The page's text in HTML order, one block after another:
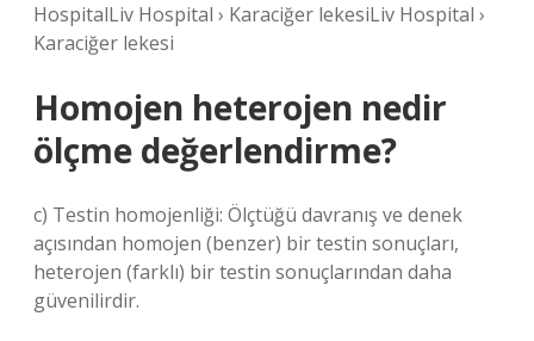
HospitalLiv Hospital › Karaciğer lekesiLiv Hospital ›
Karaciğer lekesi
Homojen heterojen nedir
ölçme değerlendirme?
c) Testin homojenliği: Ölçtüğü davranış ve denek
açısından homojen (benzer) bir testin sonuçları,
heterojen (farklı) bir testin sonuçlarından daha
güvenilirdir.